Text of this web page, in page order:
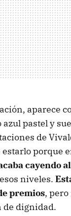
aparece
pastel y
de
porque
cayendo
niveles.
premios,
de dignidad.